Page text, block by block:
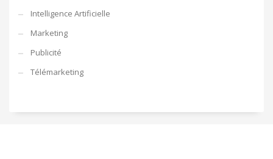
Intelligence Artificielle
Marketing
Publicité
Télémarketing